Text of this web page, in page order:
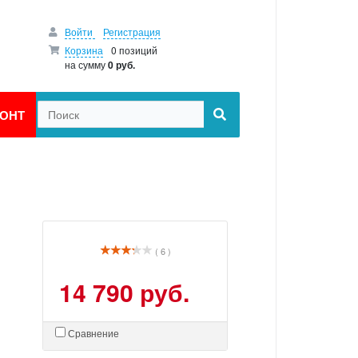
Войти
Регистрация
Корзина
0 позиций
на сумму0 руб.
( 6 )
14 790 руб.
Сравнение